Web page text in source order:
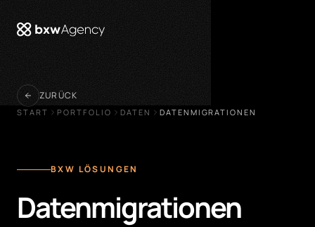
ZURÜCK
START PORTFOLIO DATEN DATENMIGRATIONEN
BXW LÖSUNGEN
Datenmigrationen